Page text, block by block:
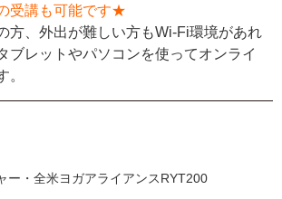
受講も可能です★
方、外出が難しい方もWi-Fi環境があれ
ブレットやパソコンを使ってオンライ
。
ー・全米ヨガアライアンスRYT200